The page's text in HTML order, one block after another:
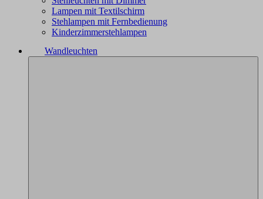
Lampen mit Textilschirm
Stehlampen mit Fernbedienung
Kinderzimmerstehlampen
Wandleuchten